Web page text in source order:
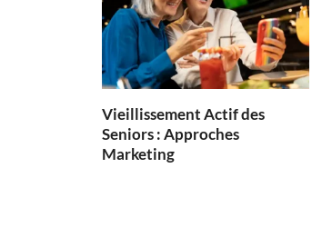
Vieillissement Actif des
Seniors : Approches
Marketing